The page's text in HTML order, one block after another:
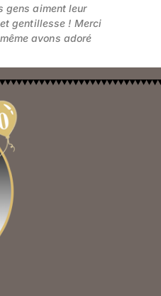
gens aiment leur
gentillesse ! Merci
avons adoré